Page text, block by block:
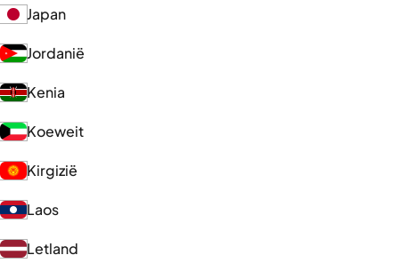
Japan
Jordanië
Kenia
Koeweit
Kirgizië
Laos
Letland